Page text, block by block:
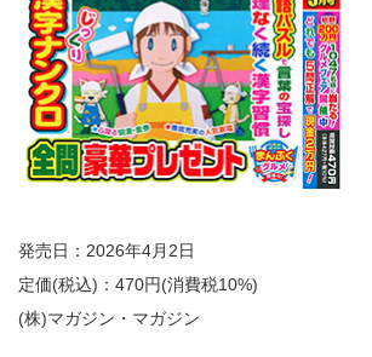
発売日：2026年4月2日
定価(税込)：470円(消費税10%)
(株)マガジン・マガジン